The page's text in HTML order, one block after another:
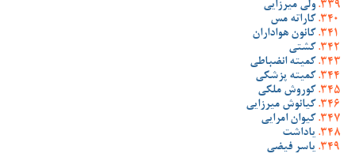
ولی میرزایی
کاراته مس
کانون هواداران
کشتی
کمیته انضباطی
کمیته پزشکی
کوروش ملکی
کیانوش میرزایی
کیوان امرایی
یاداشت
یاسر فیضی